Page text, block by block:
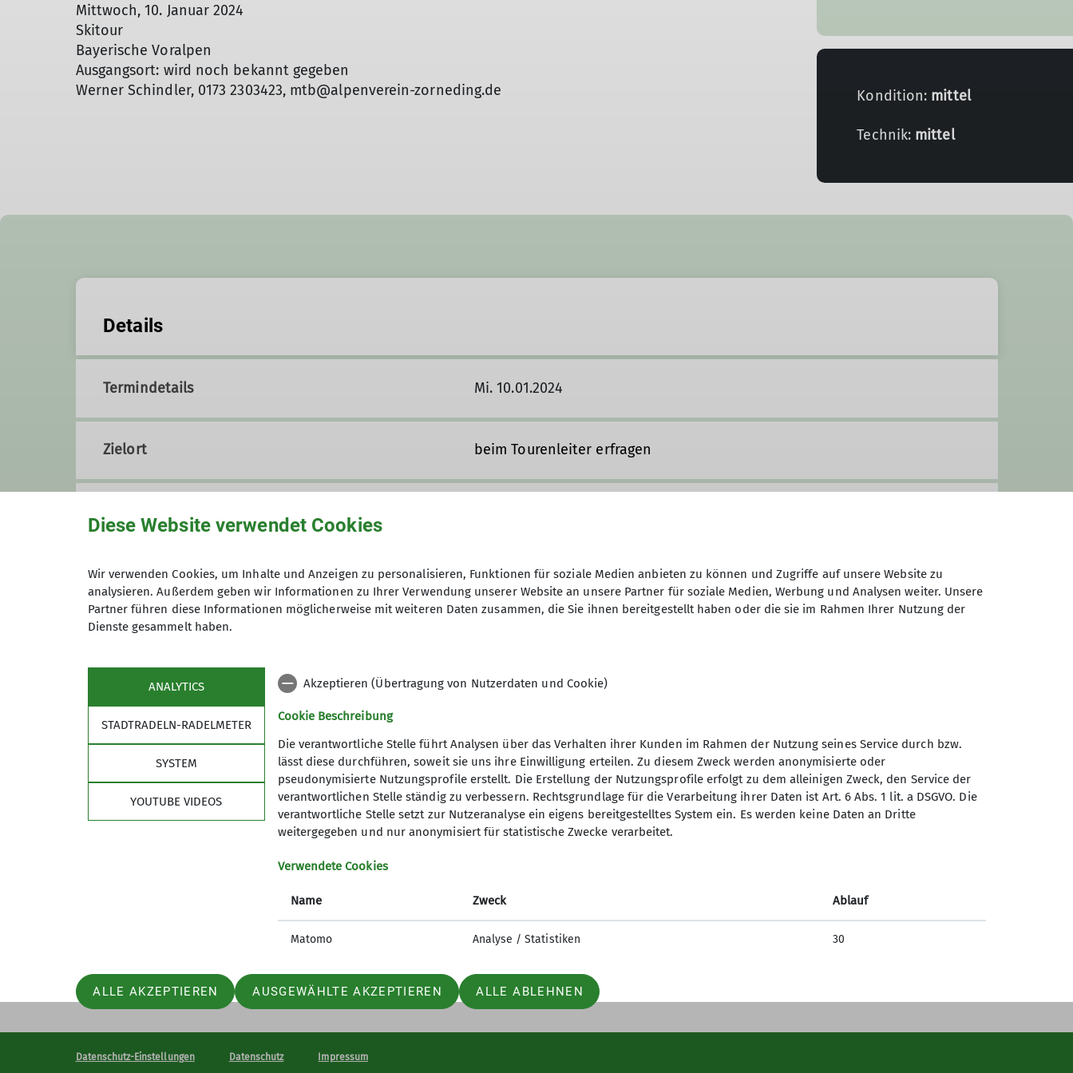
Mittwoch, 10. Januar 2024
Skitour
Bayerische Voralpen
Ausgangsort: wird noch bekannt gegeben
Werner Schindler, 0173 2303423, mtb@alpenverein-zorneding.de
Kondition: mittel
Technik: mittel
Details
Termindetails Mi. 10.01.2024
Zielort beim Tourenleiter erfragen
Werner Schindler
Qualifikationen
Trainer*in C Skibergsteigen Trainer*in C MTB Fahrtechnik
Trainer*in C MTB Guide
Vorstand Veranstaltungen Mountainbike
Sektion Partner
Bergzeit - 10% für Mitglieder
Aktuelles
Sektion Zorneding des
Deutschen Alpenvereins e.V.
Datenschutz-Einstellungen Datenschutz Impressum
Diese Website verwendet Cookies
Wir verwenden Cookies, um Inhalte und Anzeigen zu personalisieren, Funktionen für soziale Medien anbieten zu können und Zugriffe auf unsere Website zu
analysieren. Außerdem geben wir Informationen zu Ihrer Verwendung unserer Website an unsere Partner für soziale Medien, Werbung und Analysen weiter. Unsere
Partner führen diese Informationen möglicherweise mit weiteren Daten zusammen, die Sie ihnen bereitgestellt haben oder die sie im Rahmen Ihrer Nutzung der
Dienste gesammelt haben.
ANALYTICS
STADTRADELN-RADELMETER
SYSTEM
YOUTUBE VIDEOS
Akzeptieren (Übertragung von Nutzerdaten und Cookie)
Cookie Beschreibung
Die verantwortliche Stelle führt Analysen über das Verhalten ihrer Kunden im Rahmen der Nutzung seines Service durch bzw.
lässt diese durchführen, soweit sie uns ihre Einwilligung erteilen. Zu diesem Zweck werden anonymisierte oder
pseudonymisierte Nutzungsprofile erstellt. Die Erstellung der Nutzungsprofile erfolgt zu dem alleinigen Zweck, den Service der
verantwortlichen Stelle ständig zu verbessern. Rechtsgrundlage für die Verarbeitung ihrer Daten ist Art. 6 Abs. 1 lit. a DSGVO. Die
verantwortliche Stelle setzt zur Nutzeranalyse ein eigens bereitgestelltes System ein. Es werden keine Daten an Dritte
weitergegeben und nur anonymisiert für statistische Zwecke verarbeitet.
Verwendete Cookies
Name Zweck Ablauf
Matomo Analyse / Statistiken 30
ALLE AKZEPTIEREN AUSGEWÄHLTE AKZEPTIEREN ALLE ABLEHNEN